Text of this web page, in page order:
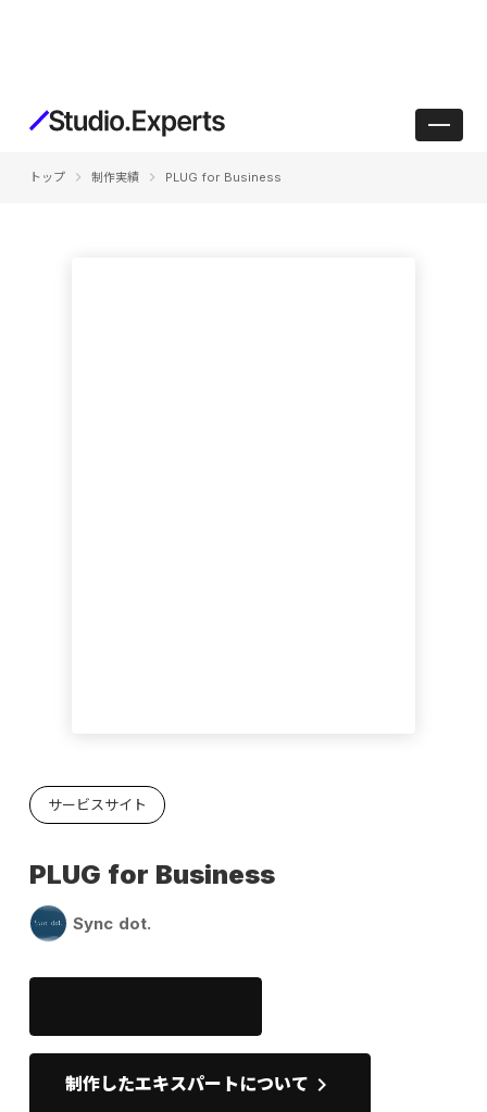
トップ keyboard_arrow_right 制作実績 keyboard_arrow_right PLUG for Business
サービスサイト
PLUG for Business
Sync dot.
制作したエキスパートについて keyboard_arrow_right